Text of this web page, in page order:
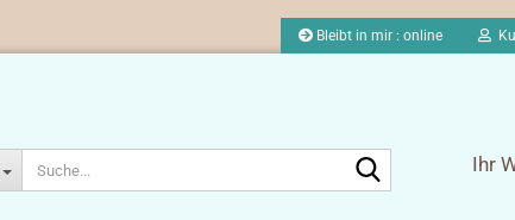
Bleibt in mir : online
Ihr